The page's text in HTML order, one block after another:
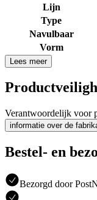
Lijn
Type
Navulbaar
Vorm
Lees meer
Verantwoordelijk voor
informatie over de
Bestel- en
Bezorgd door